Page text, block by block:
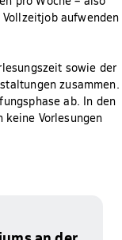
aufwenden
sowie der
zusammen.
ab. In den
Vorlesungen